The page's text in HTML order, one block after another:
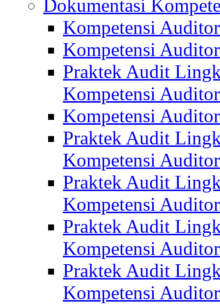
Dokumentasi
Kompetensi
Kompetensi
Praktek Audit
Kompetensi
Kompetensi
Praktek Audit
Kompetensi
Praktek Audit
Kompetensi
Praktek Audit
Kompetensi
Praktek Audit
Kompetensi